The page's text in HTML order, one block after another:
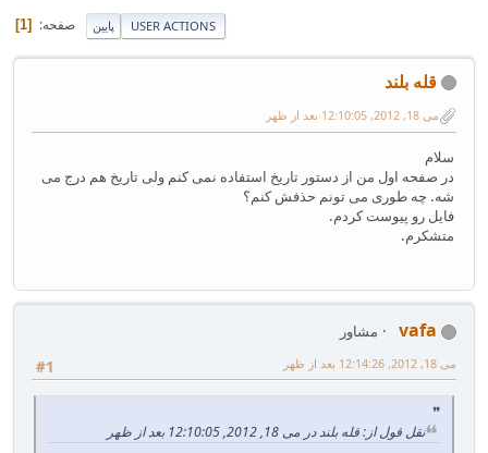
پایین صفحه 1 USER ACTIONS
قله بلند
می 18, 2012, 12:10:05 بعد از ظهر
سلام
در صفحه اول من از دستور تاریخ استفاده نمی کنم ولی تاریخ هم درج می
شه. چه طوری می تونم حذفش کنم؟
فایل رو پیوست کردم.
متشکرم.
vafa
مشاور
#1
می 18, 2012, 12:14:26 بعد از ظهر
نقل قول از: قله بلند در می 18, 2012, 12:10:05 بعد از ظهر